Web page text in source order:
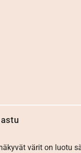
värit on luotu